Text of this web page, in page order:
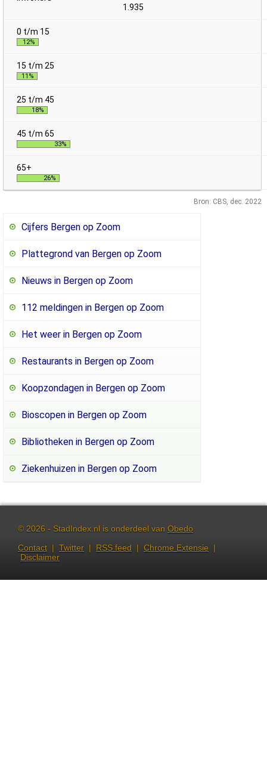
1.935
12%
11%
18%
33%
26%
Bron: CBS, dec. 2022
Cijfers Bergen op Zoom
Plattegrond van Bergen op Zoom
Nieuws in Bergen op Zoom
112 meldingen in Bergen op Zoom
Het weer in Bergen op Zoom
Restaurants in Bergen op Zoom
Koopzondagen in Bergen op Zoom
Bioscopen in Bergen op Zoom
Bibliotheken in Bergen op Zoom
Ziekenhuizen in Bergen op Zoom
© 2026 - StadIndex.nl is onderdeel van Obedo
Contact | Twitter | RSS feed | Chrome Extensie |
Disclaimer